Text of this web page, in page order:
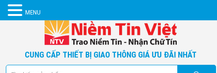
CUNG CẤP THIẾT BỊ GIAO THÔNG GIÁ ƯU ĐÃI NHẤT
MENU